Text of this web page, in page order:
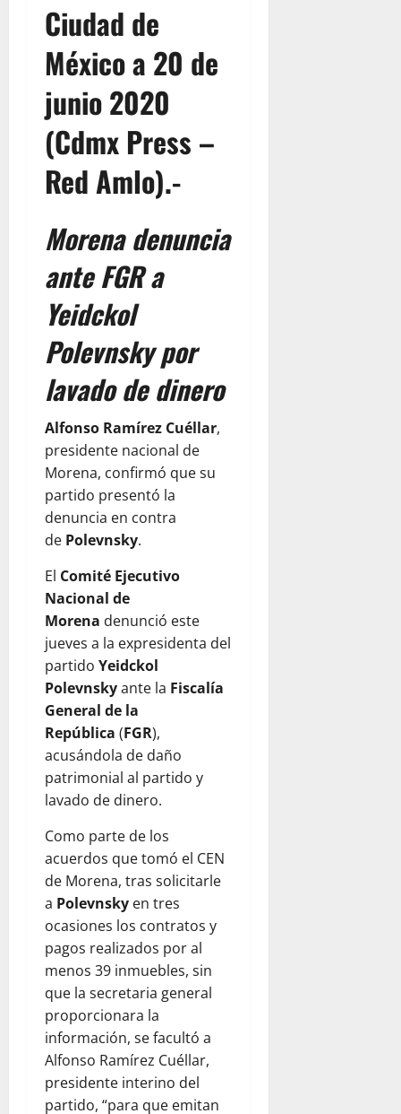
Ciudad de
México a 20 de
junio 2020
(Cdmx Press –
Red Amlo).-
Morena denuncia
ante FGR a
Yeidckol
Polevnsky por
lavado de dinero
Alfonso Ramírez Cuéllar,
presidente nacional de
Morena, confirmó que su
partido presentó la
denuncia en contra
de Polevnsky.
El Comité Ejecutivo
Nacional de
Morena denunció este
jueves a la expresidenta del
partido Yeidckol
Polevnskyante la Fiscalía
General de la
República (FGR),
acusándola de daño
patrimonial al partido y
lavado de dinero.
Como parte de los
acuerdos que tomó el CEN
de Morena, tras solicitarle
a Polevnsky en tres
ocasiones los contratos y
pagos realizados por al
menos 39 inmuebles, sin
que la secretaria general
proporcionara la
información, se facultó a
Alfonso Ramírez Cuéllar,
presidente interino del
partido, “para que emitan